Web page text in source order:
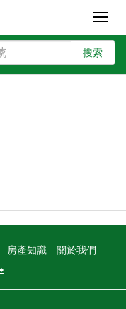
搜索
房產知識
關於我們